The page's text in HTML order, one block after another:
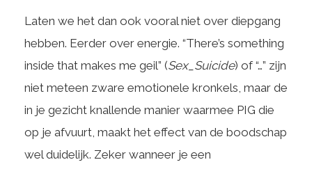
Laten we het dan ook vooral niet over diepgang
hebben. Eerder over energie. “There’s something
inside that makes me geil” (Sex_Suicide) of “…” zijn
niet meteen zware emotionele kronkels, maar de
in je gezicht knallende manier waarmee PIG die
op je afvuurt, maakt het effect van de boodschap
wel duidelijk. Zeker wanneer je een